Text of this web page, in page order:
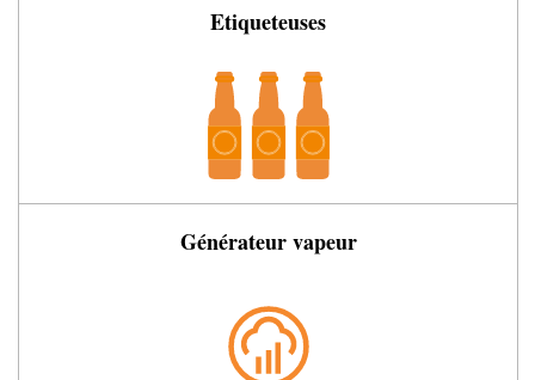
Etiqueteuses
Générateur vapeur